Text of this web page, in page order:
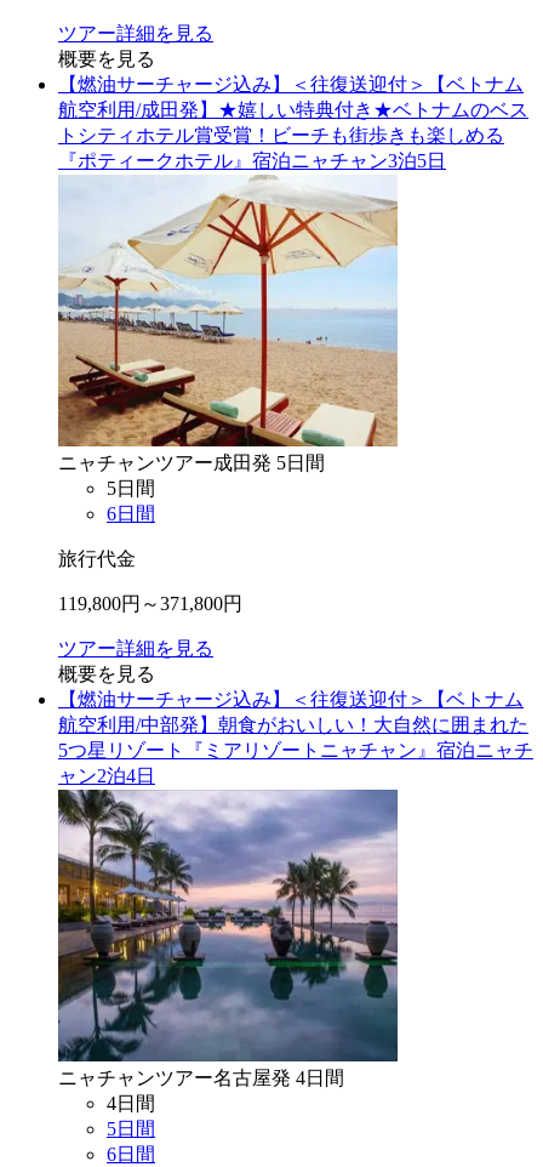
ツアー詳細を見る
概要を見る
【燃油サーチャージ込み】＜往復送迎付＞【ベトナム
航空利用/成田発】★嬉しい特典付き★ベトナムのベス
トシティホテル賞受賞！ビーチも街歩きも楽しめる
『ポティークホテル』宿泊ニャチャン3泊5日
ニャチャンツアー成田発 5日間
5日間
6日間
旅行代金
119,800円～371,800円
ツアー詳細を見る
概要を見る
【燃油サーチャージ込み】＜往復送迎付＞【ベトナム
航空利用/中部発】朝食がおいしい！大自然に囲まれた
5つ星リゾート『ミアリゾートニャチャン』宿泊ニャチ
ャン2泊4日
ニャチャンツアー名古屋発 4日間
4日間
5日間
6日間